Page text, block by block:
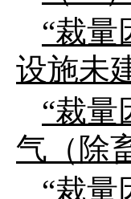
“裁量
设施未
“裁量
气（除
“裁量